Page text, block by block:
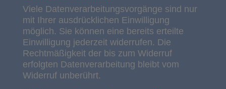
Viele Datenverarbeitungsvorgänge sind nur
mit Ihrer ausdrücklichen Einwilligung
möglich. Sie können eine bereits erteilte
Einwilligung jederzeit widerrufen. Die
Rechtmäßigkeit der bis zum Widerruf
erfolgten Datenverarbeitung bleibt vom
Widerruf unberührt.